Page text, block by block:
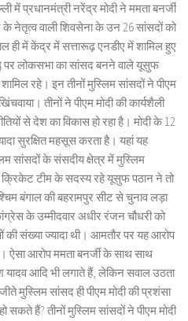
में प्रधानमंत्री नरेंद्र मोदी ने ममता बनर्जी
नेतृत्व वाली शिवसेना के उन 26 सांसदों को
ही में केंद्र में सत्तारूढ़ एनडीए में शामिल हुए
पर लोकसभा का सांसद बनने वाले यूसुफ
रहे। इन तीनों मुस्लिम सांसदों ने पीएम
तीनों ने पीएम मोदी की कार्यशैली
से देश का विकास हो रहा है। मोदी के 12
सुरक्षित महसूस करता है। यहां यह
सांसदों के संसदीय क्षेत्र में मुस्लिम
क्रिकेट टीम के सदस्य रहे यूसुफ पठान ने तो
बंगाल की बहरामपुर सीट से चुनाव लड़ा
के उम्मीदवार अधीर रंजन चौधरी को
की संख्या ज्यादा थी। आमतौर पर यह आरोप
ऐसा आरोप ममता बनर्जी के साथ साथ
आदि भी लगाते हैं, लेकिन सवाल उठता
मुस्लिम सांसद ही पीएम मोदी की प्रशंसा
सकते हैं? तीनों मुस्लिम सांसदों ने पीएम मोदी